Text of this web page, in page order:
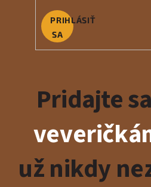
PRIHLÁSIŤ
SA
Pridajte
už nikdy